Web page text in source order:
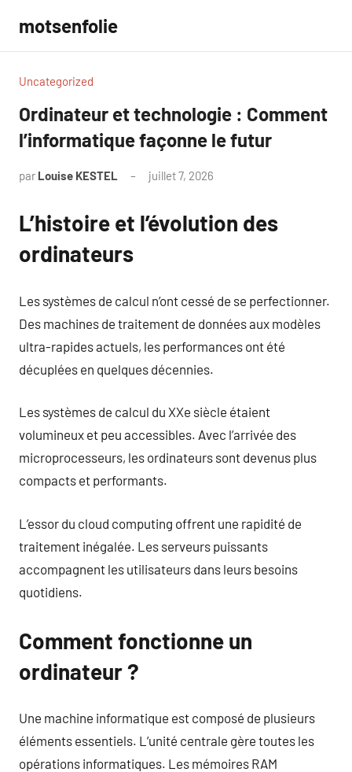
contenu
motsenfolie
Uncategorized
Ordinateur et technologie : Comment
l’informatique façonne le futur
par Louise KESTEL juillet 7, 2026
L’histoire et l’évolution des
ordinateurs
Les systèmes de calcul n’ont cessé de se perfectionner.
Des machines de traitement de données aux modèles
ultra-rapides actuels, les performances ont été
décuplées en quelques décennies.
Les systèmes de calcul du XXe siècle étaient
volumineux et peu accessibles. Avec l’arrivée des
microprocesseurs, les ordinateurs sont devenus plus
compacts et performants.
L’essor du cloud computing offrent une rapidité de
traitement inégalée. Les serveurs puissants
accompagnent les utilisateurs dans leurs besoins
quotidiens.
Comment fonctionne un
ordinateur ?
Une machine informatique est composé de plusieurs
éléments essentiels. L’unité centrale gère toutes les
opérations informatiques. Les mémoires RAM